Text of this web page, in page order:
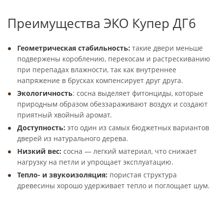
Преимущества ЭКО Купер ДГ6
Геометрическая стабильность: такие двери меньше
подвержены короблению, перекосам и растрескиванию
при перепадах влажности, так как внутреннее
напряжение в брусках компенсирует друг друга.
Экологичность: сосна выделяет фитонциды, которые
природным образом обеззараживают воздух и создают
приятный хвойный аромат.
Доступность: это один из самых бюджетных вариантов
дверей из натурального дерева.
Низкий вес: сосна — легкий материал, что снижает
нагрузку на петли и упрощает эксплуатацию.
Тепло- и звукоизоляция: пористая структура
древесины хорошо удерживает тепло и поглощает шум.